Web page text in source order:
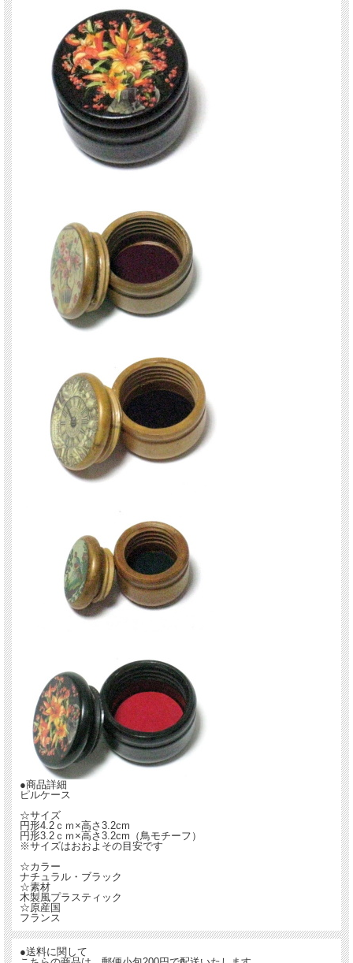
中心は、少し小さめの鳥（バード）モチーフ。一番右側は、黒地にオレンジのユリ
●商品詳細
ピルケース
☆サイズ
円形4.2ｃｍ×高さ3.2cm
円形3.2ｃｍ×高さ3.2cm（鳥モチーフ）
※サイズはおおよその目安です
☆カラー
ナチュラル・ブラック
☆素材
木製風プラスティック
☆原産国
フランス
●送料に関して